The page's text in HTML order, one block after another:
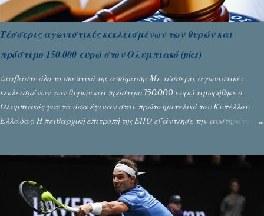
Τέσσερις αγωνιστικές κεκλεισμένων των θυρών και
πρόστιμο 150.000 ευρώ στον Ολυμπιακό (pics)
Διαβάστε όλο το σκεπτικό της απόφασης Με τέσσερις αγωνιστικές
κεκλεισμένων των θυρών και πρόστιμο 150.000 ευρώ τιμωρήθηκε ο
Ολυμπιακός για τα όσα έγιναν στον πρώτο ημιτελικό του Κυπέλλου
Ελλάδας. Η πειθαρχική επιτροπή της ΕΠΟ εξάντλησε την αυστηρότητά
όπως απαιτούσαν, αφού κάτι τέτοιο δεν ήταν εφικτό, σύμφωνα με τα